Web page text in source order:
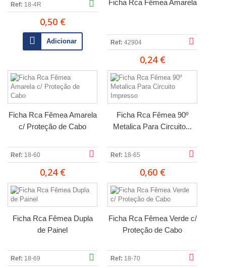
Ref: 18-4R
0,50 €
Adicionar
Ficha Rca Fêmea Amarela
Ref: 42904
0,24 €
Ficha Rca Fêmea Amarela
c/ Proteção de Cabo
Ref: 18-60
0,24 €
Ficha Rca Fêmea 90º
Metalica Para Circuito...
Ref: 18-65
0,60 €
Ficha Rca Fêmea Dupla
de Painel
Ref: 18-69
Ficha Rca Fêmea Verde c/
Proteção de Cabo
Ref: 18-70